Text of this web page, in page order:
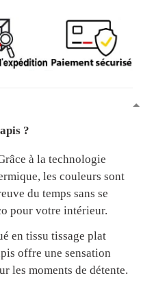
?
à la technologie
les couleurs sont
du temps sans se
pour votre intérieur.
en tissu tissage plat
offre une sensation
les moments de détente.